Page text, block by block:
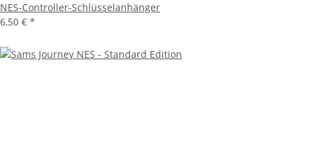
NES-Controller-Schlüsselanhänger
6,50 € *